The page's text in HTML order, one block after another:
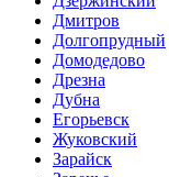
Дмитров
Долгопрудный
Домодедово
Дрезна
Дубна
Егорьевск
Жуковский
Зарайск